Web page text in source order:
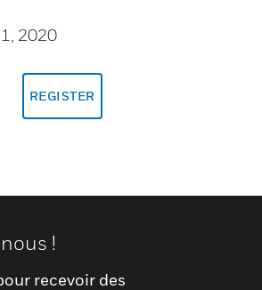
2020
REGISTER
!
recevoir des